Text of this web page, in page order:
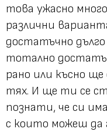
това ужасно
различни
достатъчно
тотално
рано или късно
тях. И ще ти се
познати, че си
с които можеш да